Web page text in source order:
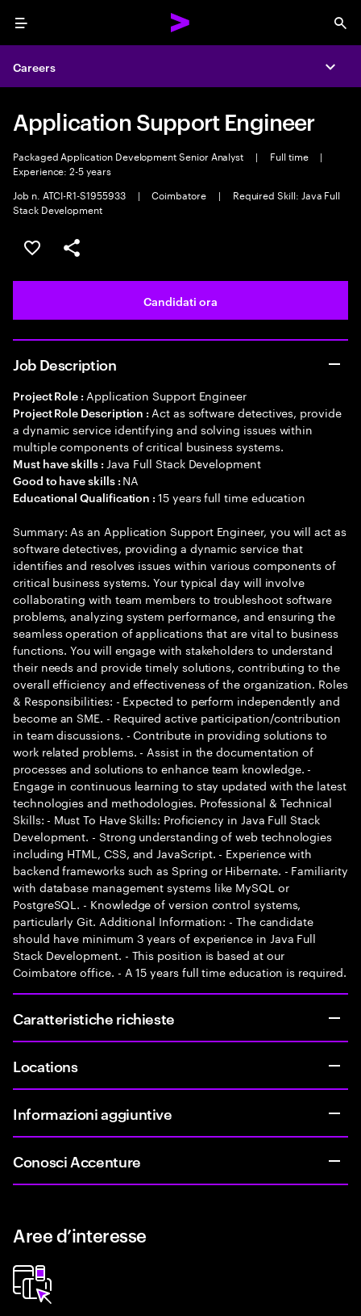
Menu
Careers
Application Support Engineer
Packaged Application Development Senior Analyst | Full time
|
Experience: 2-5 years
Job n. ATCI-R1-S1955933
| Coimbatore |
Required Skill: Java Full
Stack Development
Salva l'annuncio
Condividi l'annuncio
Candidati ora
Job Description
Project Role : Application Support Engineer
Project Role Description : Act as software detectives, provide
a dynamic service identifying and solving issues within
multiple components of critical business systems.
Must have skills : Java Full Stack Development
Good to have skills : NA
Educational Qualification :15 years full time education
Summary: As an Application Support Engineer, you will act as
software detectives, providing a dynamic service that
identifies and resolves issues within various components of
critical business systems. Your typical day will involve
collaborating with team members to troubleshoot software
problems, analyzing system performance, and ensuring the
seamless operation of applications that are vital to business
functions. You will engage with stakeholders to understand
their needs and provide timely solutions, contributing to the
overall efficiency and effectiveness of the organization. Roles
& Responsibilities: - Expected to perform independently and
become an SME. - Required active participation/contribution
in team discussions. - Contribute in providing solutions to
work related problems. - Assist in the documentation of
processes and solutions to enhance team knowledge. -
Engage in continuous learning to stay updated with the latest
technologies and methodologies. Professional & Technical
Skills: - Must To Have Skills: Proficiency in Java Full Stack
Development. - Strong understanding of web technologies
including HTML, CSS, and JavaScript. - Experience with
backend frameworks such as Spring or Hibernate. - Familiarity
with database management systems like MySQL or
PostgreSQL. - Knowledge of version control systems,
particularly Git. Additional Information: - The candidate
should have minimum 3 years of experience in Java Full
Stack Development. - This position is based at our
Coimbatore office. - A 15 years full time education is required.
Caratteristiche richieste
Locations
Informazioni aggiuntive
Conosci Accenture
Aree d’interesse